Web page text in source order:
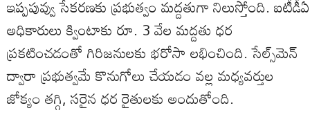
ఇప్పపువ్వు సేకరణకు ప్రభుత్వం మద్దతుగా నిలుస్తోంది. ఐటీడీఏ
అధికారులు క్వింటాకు రూ. 3 వేల మద్దతు ధర
ప్రకటించడంతో గిరిజనులకు భరోసా లభించింది. సేల్స్‌మెన్
ద్వారా ప్రభుత్వమే కొనుగోలు చేయడం వల్ల మధ్యవర్తుల
జోక్యం తగ్గి, సరైన ధర రైతులకు అందుతోంది.